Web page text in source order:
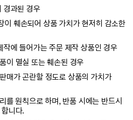
경과된 경우
이 훼손되어 상품 가치가 현저히 감소한
작에 들어가는 주문 제작 상품인 경우
이 멸실 또는 훼손된 경우
매가 곤란할 정도로 상품의 가치가
를 원칙으로 하며, 반품 시에는 반드시
니다.